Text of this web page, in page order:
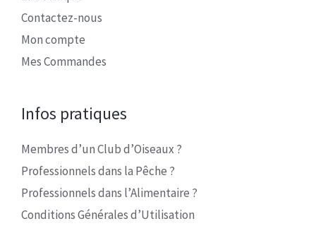
Contactez-nous
Mon compte
Mes Commandes
Infos pratiques
Membres d’un Club d’Oiseaux ?
Professionnels dans la Pêche ?
Professionnels dans l’Alimentaire ?
Conditions Générales d’Utilisation